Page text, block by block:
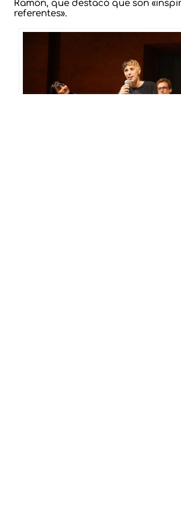
Ramón, que destacó que son
referentes».